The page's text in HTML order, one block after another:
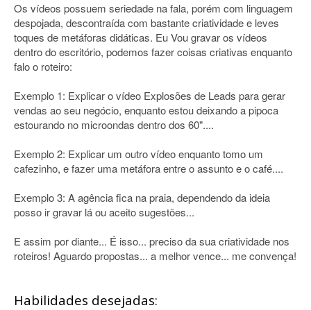
Os vídeos possuem seriedade na fala, porém com linguagem
despojada, descontraída com bastante criatividade e leves
toques de metáforas didáticas. Eu Vou gravar os vídeos
dentro do escritório, podemos fazer coisas criativas enquanto
falo o roteiro:
Exemplo 1: Explicar o vídeo Explosões de Leads para gerar
vendas ao seu negócio, enquanto estou deixando a pipoca
estourando no microondas dentro dos 60"....
Exemplo 2: Explicar um outro vídeo enquanto tomo um
cafezinho, e fazer uma metáfora entre o assunto e o café....
Exemplo 3: A agência fica na praia, dependendo da ideia
posso ir gravar lá ou aceito sugestões...
E assim por diante... É isso... preciso da sua criatividade nos
roteiros! Aguardo propostas... a melhor vence... me convença!
Habilidades desejadas: